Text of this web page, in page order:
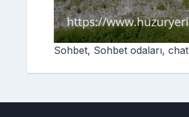
Sohbet, Sohbet odaları, chat